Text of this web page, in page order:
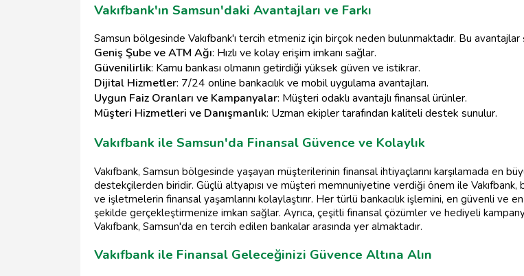
Vakıfbank'ın Samsun'daki Avantajları ve Farkı
Samsun bölgesinde Vakıfbank'ı tercih etmeniz için birçok neden bulunmaktadır. Bu avantajlar
Geniş Şube ve ATM Ağı: Hızlı ve kolay erişim imkanı sağlar.
Güvenilirlik: Kamu bankası olmanın getirdiği yüksek güven ve istikrar.
Dijital Hizmetler: 7/24 online bankacılık ve mobil uygulama avantajları.
Uygun Faiz Oranları ve Kampanyalar: Müşteri odaklı avantajlı finansal ürünler.
Müşteri Hizmetleri ve Danışmanlık: Uzman ekipler tarafından kaliteli destek sunulur.
Vakıfbank ile Samsun'da Finansal Güvence ve Kolaylık
Vakıfbank, Samsun bölgesinde yaşayan müşterilerinin finansal ihtiyaçlarını karşılamada en
destekçilerden biridir. Güçlü altyapısı ve müşteri memnuniyetine verdiği önem ile Vakıfbank,
ve işletmelerin finansal yaşamlarını kolaylaştırır. Her türlü bankacılık işlemini, en güvenli ve en
şekilde gerçekleştirmenize imkan sağlar. Ayrıca, çeşitli finansal çözümler ve hediyeli
Vakıfbank, Samsun'da en tercih edilen bankalar arasında yer almaktadır.
Vakıfbank ile Finansal Geleceğinizi Güvence Altına Alın